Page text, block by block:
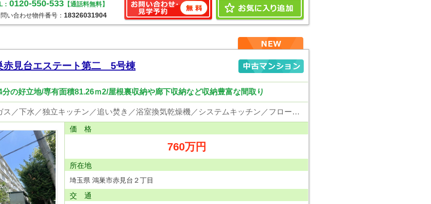
: 0120-550-533 【通話料無料】
い合わせ物件番号：18326031904
赤見台エステート第二 5号棟
の好立地/専有面積81.26ｍ2/屋根裏収納や廊下収納など収納豊富な間取り
東京電力／公営水道／都市ガス／下水／独立キッチン／追い焚き／浴室換気乾燥機／システムキッチン／フローリング／クローゼット／屋根裏収納／インターネット接続／駐輪場／バイク置場
価 格
760万円
所在地
埼玉県 鴻巣市赤見台２丁目
交 通